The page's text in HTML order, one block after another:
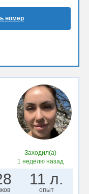
номер
Заходил(а)
1 неделю назад
11 л.
опыт